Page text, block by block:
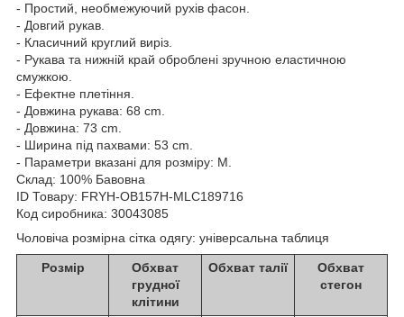
- Простий, необмежуючий рухів фасон.
- Довгий рукав.
- Класичний круглий виріз.
- Рукава та нижній край оброблені зручною еластичною
смужкою.
- Ефектне плетіння.
- Довжина рукава: 68 cm.
- Довжина: 73 cm.
- Ширина під пахвами: 53 cm.
- Параметри вказані для розміру: M.
Склад: 100% Бавовна
ID Товару: FRYH-OB157H-MLC189716
Код сиробника: 30043085
Чоловіча розмірна сітка одягу: універсальна таблиця
Розмір
Обхват
грудної
клітини
Обхват талії
Обхват
стегон